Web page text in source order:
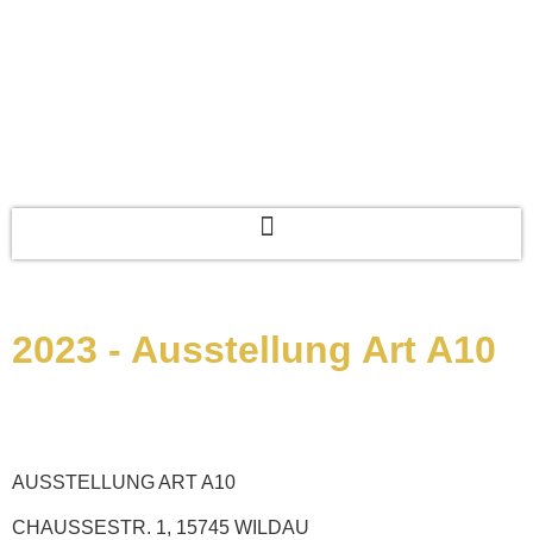
2023 - Ausstellung Art A10
AUSSTELLUNG ART A10
CHAUSSESTR. 1, 15745 WILDAU